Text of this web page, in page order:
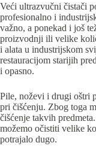
Veći ultrazvučni čistači
profesionalno i
važno, a ponekad i još
proizvodnji ili velike
i alata u industrijskom
restauracijom starijih
i opasno.
Pile, noževi i drugi oštri
pri čišćenju. Zbog toga
čišćenje takvih
možemo očistiti velike
potrajalo dugo.